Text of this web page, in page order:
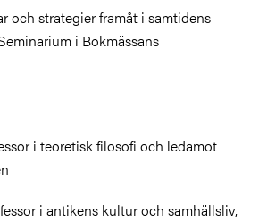
och strategier framåt i samtidens
i Bokmässans
i teoretisk filosofi och ledamot
i antikens kultur och samhällsliv,